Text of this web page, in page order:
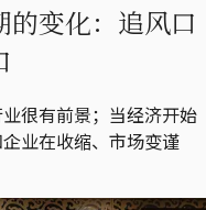
变化：追风口
很有前景；当经济开始
业在收缩、市场变谨